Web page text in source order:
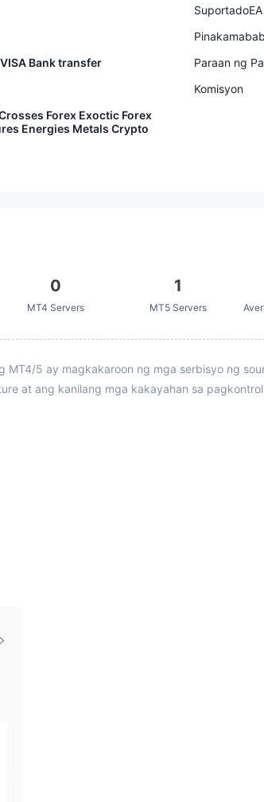
SuportadoEA
Bank transfer Paraan ng
Komisyon
Forex Exoctic Forex
Energies Metals Crypto
0
MT4 Servers
1
MT5 Servers
MT4/5 ay magkakaroon ng mga serbisyo ng
at ang kanilang mga kakayahan sa